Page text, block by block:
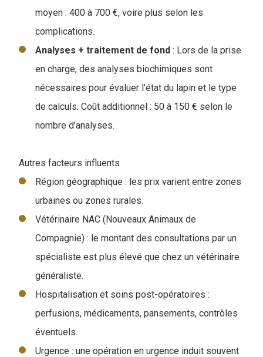
moyen : 400 à 700 €, voire plus selon les
complications.
Analyses + traitement de fond : Lors de la prise
en charge, des analyses biochimiques sont
nécessaires pour évaluer l'état du lapin et le type
de calculs. Coût additionnel : 50 à 150 € selon le
nombre d’analyses.
Autres facteurs influents
Région géographique : les prix varient entre zones
urbaines ou zones rurales.
Vétérinaire NAC (Nouveaux Animaux de
Compagnie) : le montant des consultations par un
spécialiste est plus élevé que chez un vétérinaire
généraliste.
Hospitalisation et soins post-opératoires :
perfusions, médicaments, pansements, contrôles
éventuels.
Urgence : une opération en urgence induit souvent